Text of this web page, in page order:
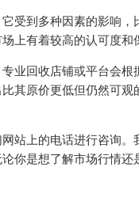
受到多种因素的影响
上有着较高的认可度和
业回收店铺或平台会
其原价更低但仍然可
站上的电话进行咨询
你是想了解市场行情